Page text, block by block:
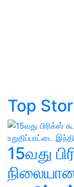
Top
15வது